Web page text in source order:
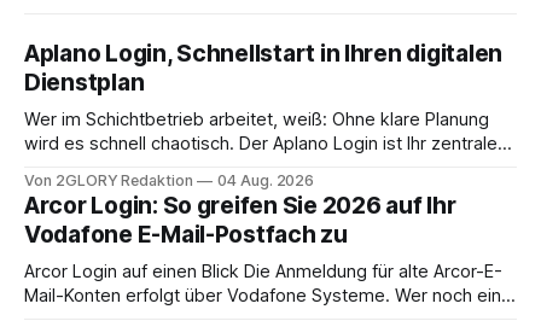
Aplano Login, Schnellstart in Ihren digitalen
Dienstplan
Wer im Schichtbetrieb arbeitet, weiß: Ohne klare Planung
wird es schnell chaotisch. Der Aplano Login ist Ihr zentraler
abwesenheiten und die gesamte kommunikation rund um
Ihr personal digital zu organisieren. In diesem Leitfaden
erfahren Sie alles, was Sie für einen reibungslosen Einstieg
brauchen, von der Registrierung
Von 2GLORY Redaktion 04 Aug. 2026
Arcor Login: So greifen Sie 2026 auf Ihr
Vodafone E-Mail-Postfach zu
Arcor Login auf einen Blick Die Anmeldung für alte Arcor-E-
Mail-Konten erfolgt über Vodafone Systeme. Wer noch eine